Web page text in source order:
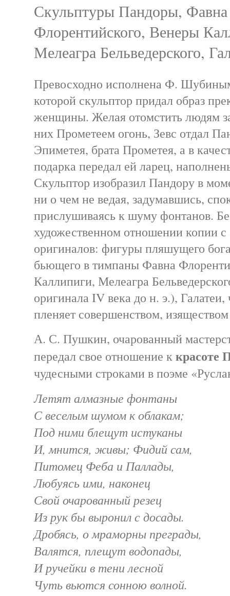
Скульптуры Пандоры, Фавна
Флорентийского, Венеры
Мелеагра Бельведерского,
Превосходно исполнена Ф.
которой скульптор придал образ
женщины. Желая отомстить людям
них Прометеем огонь, Зевс отдал
Эпиметея, брата Прометея, а в
подарка передал ей ларец,
Скульптор изобразил Пандору в
ни о чем не ведая, задумавшись,
прислушиваясь к шуму фонтанов.
художественном отношении копии
оригиналов: фигуры пляшущего
бьющего в тимпаны Фавна
Каллипиги, Мелеагра
оригинала IV века до н. э.), Галатеи,
пленяет совершенством,
А. С. Пушкин, очарованный
передал свое отношение ккрасоте
чудесными строками в поэме
Летят алмазные фонтаны
С веселым шумом к облакам;
Под ними блещут истуканы
И, мнится, живы; Фидий сам,
Питомец Феба и Паллады,
Любуясь ими, наконец
Свой очарованный резец
Из рук бы выронил с досады.
Дробясь, о мраморны преграды,
Валятся, плещут водопады,
И ручейки в тени лесной
Чуть вьются сонною волной.